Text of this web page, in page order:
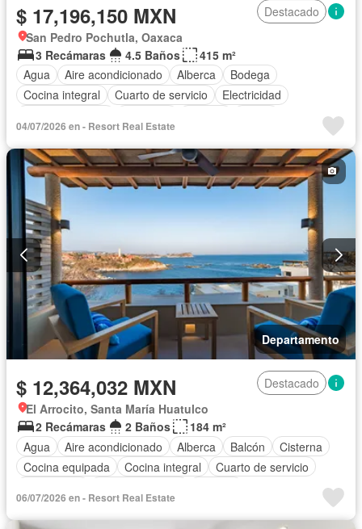
$ 17,196,150 MXN
Destacado
San Pedro Pochutla, Oaxaca
3 Recámaras
4.5 Baños
415 m²
Agua
Aire acondicionado Alberca
Bodega
Cocina integral
Cuarto de servicio
Electricidad
Recámara con closet
Sala polivalente
Terraza
Vista panorámica Wifi Sin amueblar
04/07/2026 en - Resort Real Estate
Departamento
$ 12,364,032 MXN
Destacado
El Arrocito, Santa María Huatulco
2 Recámaras
2 Baños
184 m²
Agua
Aire acondicionado Alberca Balcón
Cisterna
Cocina equipada
Cocina integral
Cuarto de servicio
Recámara con closet
Seguridad
06/07/2026 en - Resort Real Estate